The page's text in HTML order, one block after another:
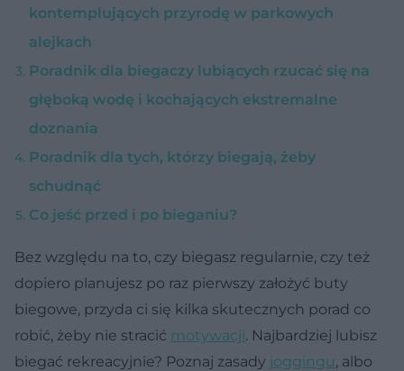
kontemplujących przyrodę w parkowych
alejkach
Poradnik dla biegaczy lubiących rzucać się na
głęboką wodę i kochających ekstremalne
doznania
Poradnik dla tych, którzy biegają, żeby
schudnąć
Co jeść przed i po bieganiu?
Bez względu na to, czy biegasz regularnie, czy też
dopiero planujesz po raz pierwszy założyć buty
biegowe, przyda ci się kilka skutecznych porad co
robić, żeby nie stracić motywacji. Najbardziej lubisz
biegać rekreacyjnie? Poznaj zasady joggingu, albo